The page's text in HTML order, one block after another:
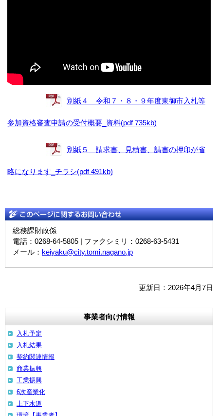
別紙４ 令和７・８・９年度東御市入札等
参加資格審査申請の受付概要_資料(pdf 735kb)
別紙５ 請求書、見積書、請書の押印が省
略になります_チラシ(pdf 491kb)
総務課財政係
電話：0268-64-5805 | ファクシミリ：0268-63-5431
メール： keiyaku@city.tomi.nagano.jp
更新日：2026年4月7日
事業者向け情報
入札予定
入札結果
契約関連情報
商業振興
工業振興
6次産業化
上下水道